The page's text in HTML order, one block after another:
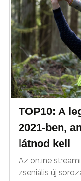
TOP10: A
2021-ben,
látnod kell
Az online
zseniális új